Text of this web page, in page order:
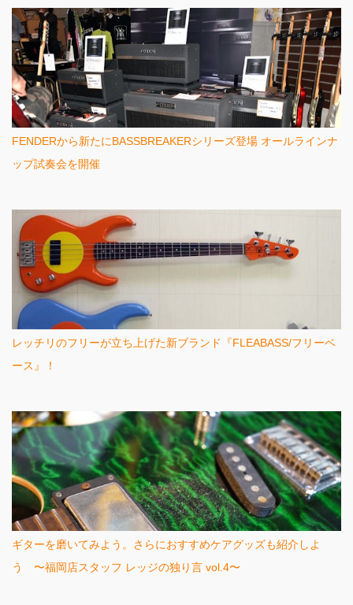
FENDERから新たにBASSBREAKERシリーズ登場 オールラインナ
ップ試奏会を開催
レッチリのフリーが立ち上げた新ブランド『FLEABASS/フリーベ
ース』！
ギターを磨いてみよう。さらにおすすめケアグッズも紹介しよ
う 〜福岡店スタッフ レッジの独り言 vol.4〜